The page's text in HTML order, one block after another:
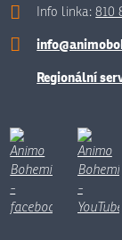
Info linka:810
Regionální